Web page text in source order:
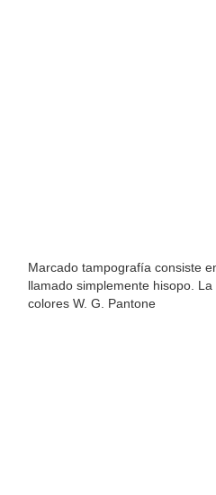
Marcado tampografía consiste
llamado simplemente hisopo.
colores W. G. Pantone